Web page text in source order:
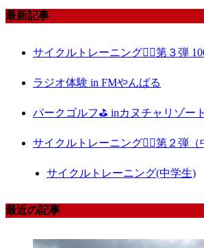
最新記事
サイクルトレーニング🚴‍♀️第３弾
ラジオ体験 in FMやんばる
パークゴルフ⛳️ inカヌチャリゾート
サイクルトレーニング🚴‍♀️第２弾（
サイクルトレーニング(中学生)
最近の記事